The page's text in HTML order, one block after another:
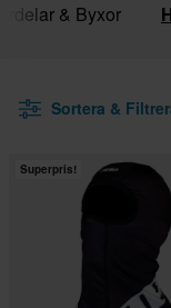
& Byxor
Sortera &
Superpris!